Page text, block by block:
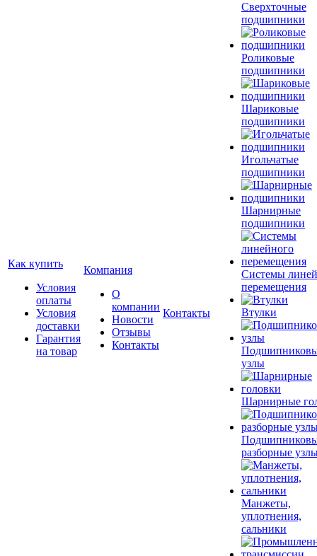
Как купить
Условия
оплаты
Условия
доставки
Гарантия
на товар
Компания
О
компании
Новости
Отзывы
Контакты
Контакты
Сверхточные
подшипники
Роликовые
подшипники
Шариковые
подшипники
Игольчатые
подшипники
Шарнирные
подшипники
Системы
перемещения
Втулки
узлы
Шарнирные
разборные
Манжеты,
уплотнения,
сальники